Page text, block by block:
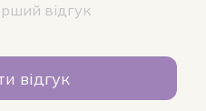
відгук
відгук